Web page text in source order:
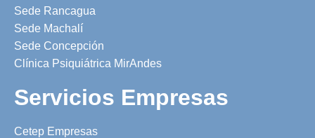
Sede Rancagua
Sede Machalí
Sede Concepción
Clínica Psiquiátrica MirAndes
Servicios Empresas
Cetep Empresas